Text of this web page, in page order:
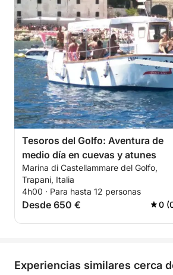
día será un torbellino de diversión,
celebración, la despedida de
ha soñado, inmersa en el
Mediterráneo.
Tesoros del Golfo: Aventura de
medio día en cuevas y atunes
Marina di Castellammare del Golfo,
Trapani, Italia
4h00 · Para hasta 12 personas
Desde 650 € 0
Experiencias similares cerca